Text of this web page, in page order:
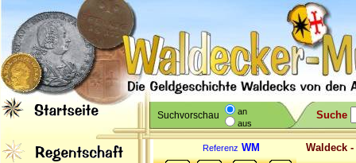
Suchvorschau
an
aus
Suche
Referenz WM